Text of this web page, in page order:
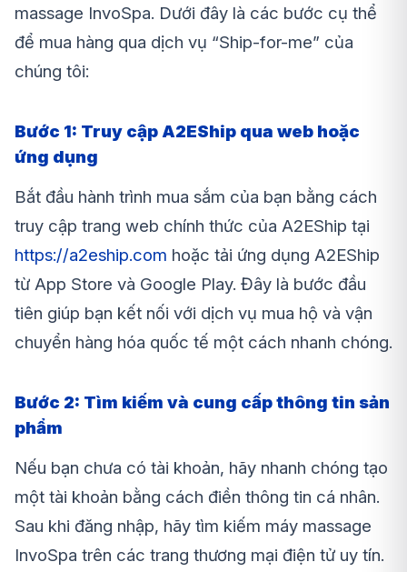
massage InvoSpa. Dưới đây là các bước cụ thể
để mua hàng qua dịch vụ “Ship-for-me” của
chúng tôi:
Bước 1: Truy cập A2EShip qua web hoặc
ứng dụng
Bắt đầu hành trình mua sắm của bạn bằng cách
truy cập trang web chính thức của A2EShip tại
https://a2eship.com hoặc tải ứng dụng A2EShip
từ App Store và Google Play. Đây là bước đầu
tiên giúp bạn kết nối với dịch vụ mua hộ và vận
chuyển hàng hóa quốc tế một cách nhanh chóng.
Bước 2: Tìm kiếm và cung cấp thông tin sản
phẩm
Nếu bạn chưa có tài khoản, hãy nhanh chóng tạo
một tài khoản bằng cách điền thông tin cá nhân.
Sau khi đăng nhập, hãy tìm kiếm máy massage
InvoSpa trên các trang thương mại điện tử uy tín.